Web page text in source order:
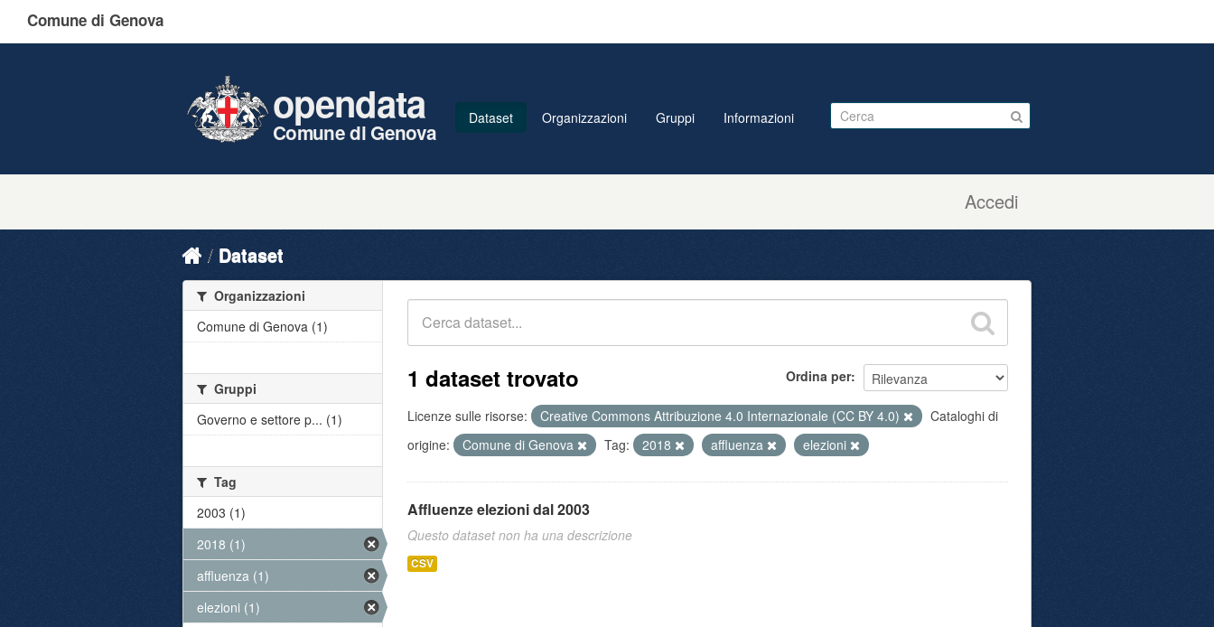
Comune di Genova
Accedi
opendata
Comune di Genova
Dataset Organizzazioni Gruppi Informazioni
Dataset
Ordina per
1 dataset trovato
Licenze sulle risorse: Creative Commons Attribuzione 4.0 Internazionale (CC BY 4.0)
Cataloghi di
origine:
Comune di Genova Tag: 2018 affluenza elezioni
Affluenze elezioni dal 2003
Questo dataset non ha una descrizione
CSV
Organizzazioni
Comune di Genova (1)
Gruppi
Governo e settore p... (1)
Tag
2003 (1)
2018 (1)
affluenza (1)
elezioni (1)